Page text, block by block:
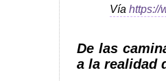
Vía https://
De las
a la realidad